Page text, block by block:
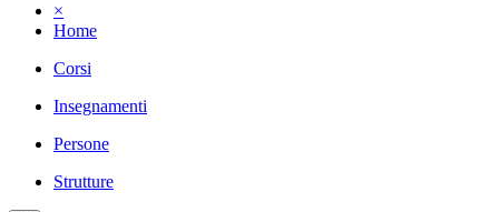
×
Home
Corsi
Insegnamenti
Persone
Strutture